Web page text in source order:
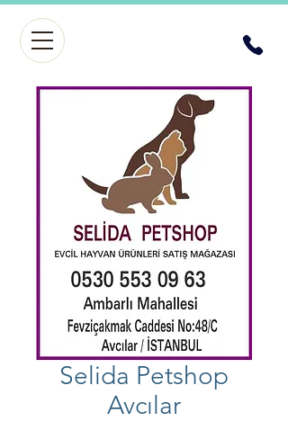
Selida Petshop
Avcılar